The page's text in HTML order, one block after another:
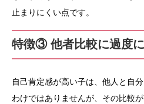
止まりにくい点です。
特徴③ 他者比較に過度
自己肯定感が高い子は、他人と自
わけではありませんが、その比較